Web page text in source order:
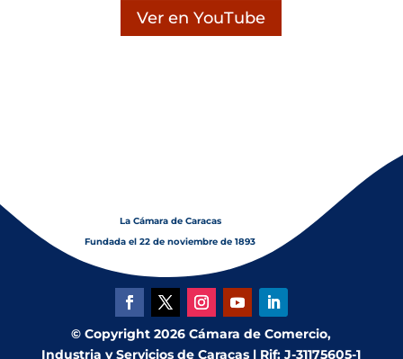
Ver en YouTube
La Cámara de Caracas
Fundada el 22 de noviembre de 1893
© Copyright 2026 Cámara de Comercio,
Industria y Servicios de Caracas | Rif: J-31175605-1